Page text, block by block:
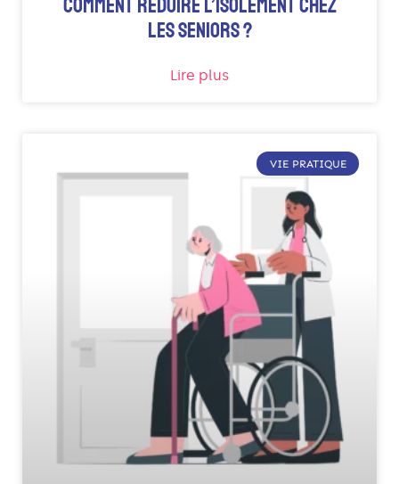
COMMENT RÉDUIRE L’ISOLEMENT CHEZ
LES SENIORS ?
Lire plus
VIE PRATIQUE